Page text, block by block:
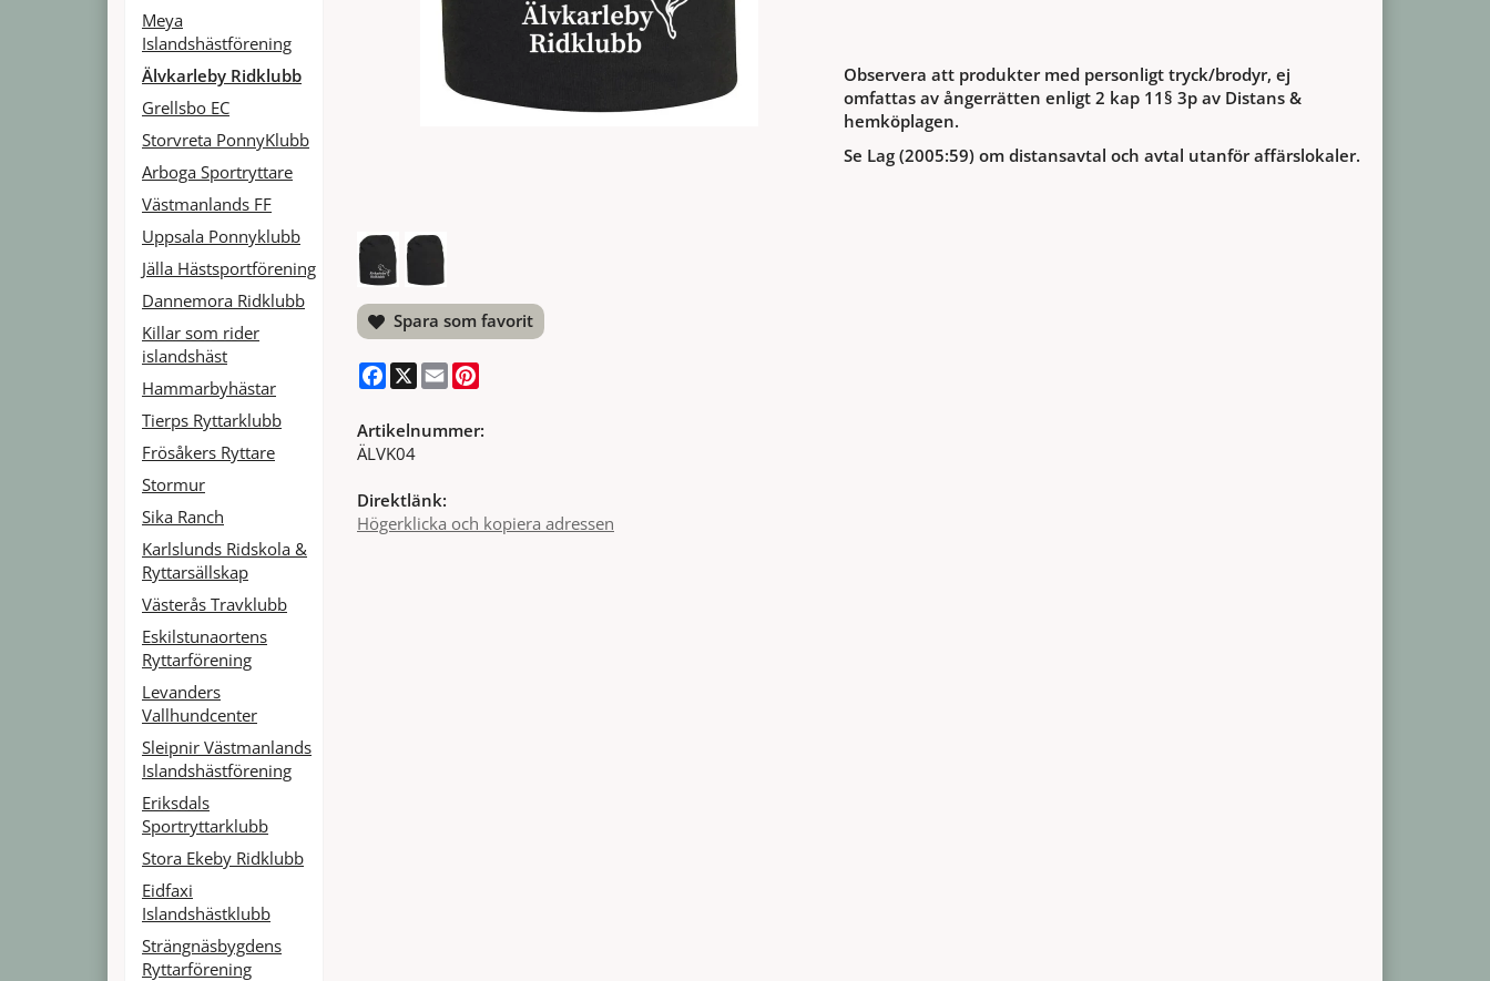
Meya
Islandshästförening
Älvkarleby Ridklubb
Grellsbo EC
Storvreta PonnyKlubb
Arboga Sportryttare
Västmanlands FF
Uppsala Ponnyklubb
Jälla Hästsportförening
Dannemora Ridklubb
Killar som rider
islandshäst
Hammarbyhästar
Tierps Ryttarklubb
Frösåkers Ryttare
Stormur
Sika Ranch
Karlslunds Ridskola &
Ryttarsällskap
Västerås Travklubb
Eskilstunaortens
Ryttarförening
Levanders
Vallhundcenter
Sleipnir Västmanlands
Islandshästförening
Eriksdals
Sportryttarklubb
Stora Ekeby Ridklubb
Eidfaxi
Islandshästklubb
Strängnäsbygdens
Ryttarförening
Observera att produkter med personligt tryck/brodyr, ej
omfattas av ångerrätten enligt 2 kap 11§ 3p av Distans &
hemköplagen.
Se Lag (2005:59) om distansavtal och avtal utanför affärslokaler.
Spara som favorit
Facebook
X Email
Artikelnummer:
ÄLVK04
Direktlänk:
Högerklicka och kopiera adressen